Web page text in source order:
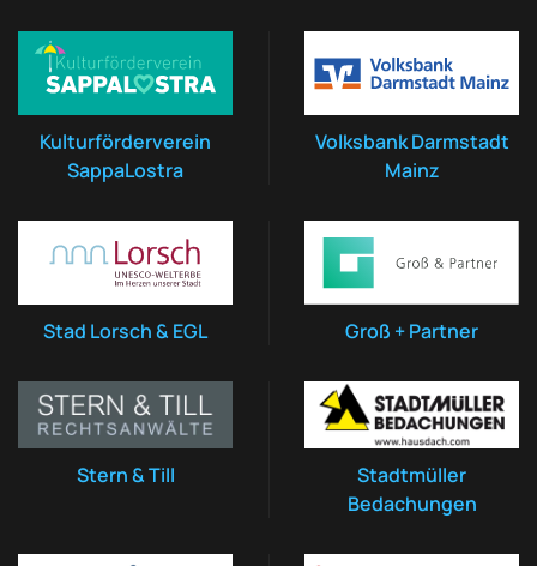
Kulturförderverein
SappaLostra
Volksbank Darmstadt
Mainz
Stad Lorsch & EGL Groß + Partner
Stern & Till
Stadtmüller
Bedachungen